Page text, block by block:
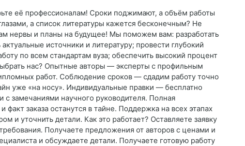
её профессионалам! Сроки поджимают, а объём работы
а список литературы кажется бесконечным? Не
нервы и планы на будущее! Мы поможем вам: разработать
источники и литературу; провести глубокий
по всем стандартам вуза; обеспечить высокий процент
нас? Опытные авторы — эксперты с профильным
работ. Соблюдение сроков — сдадим работу точно
уже «на носу». Индивидуальные правки — бесплатно
с замечаниями научного руководителя. Полная
заказа останутся в тайне. Поддержка на всех этапах
и уточнить детали. Как это работает? Оставляете заявку
Получаете предложения от авторов с ценами и
и обсуждаете детали. Получаете готовую работу